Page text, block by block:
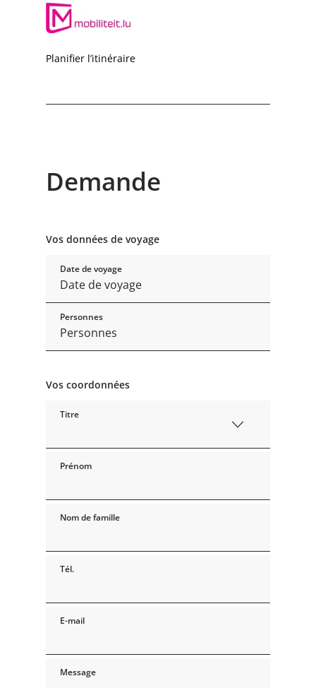
Planifier l’itinéraire
Demande
Vos données de voyage
Date de voyage
Personnes
Vos coordonnées
Titre
Prénom
Nom de famille
Tél.
E-mail
Message